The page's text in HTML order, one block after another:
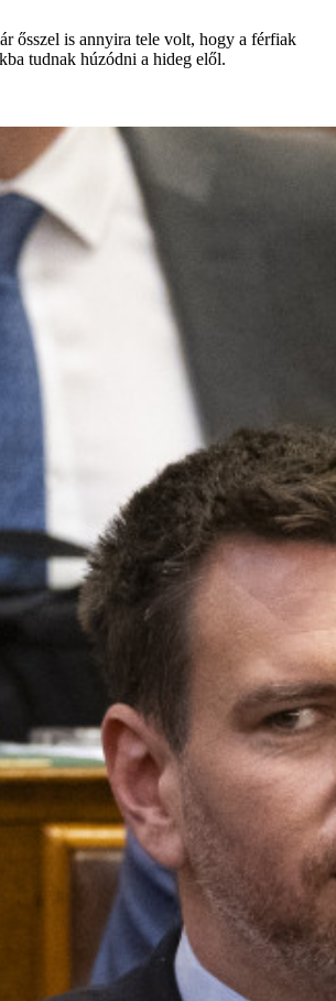
ősszel is annyira tele volt, hogy a férfiak
tudnak húzódni a hideg elől.